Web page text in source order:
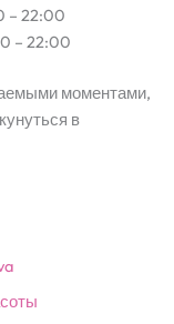
– 22:00
– 22:00
моментами,
в